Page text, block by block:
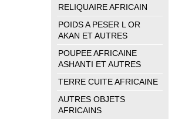
RELIQUAIRE AFRICAIN
POIDS A PESER L OR
AKAN ET AUTRES
POUPEE AFRICAINE
ASHANTI ET AUTRES
TERRE CUITE AFRICAINE
AUTRES OBJETS
AFRICAINS